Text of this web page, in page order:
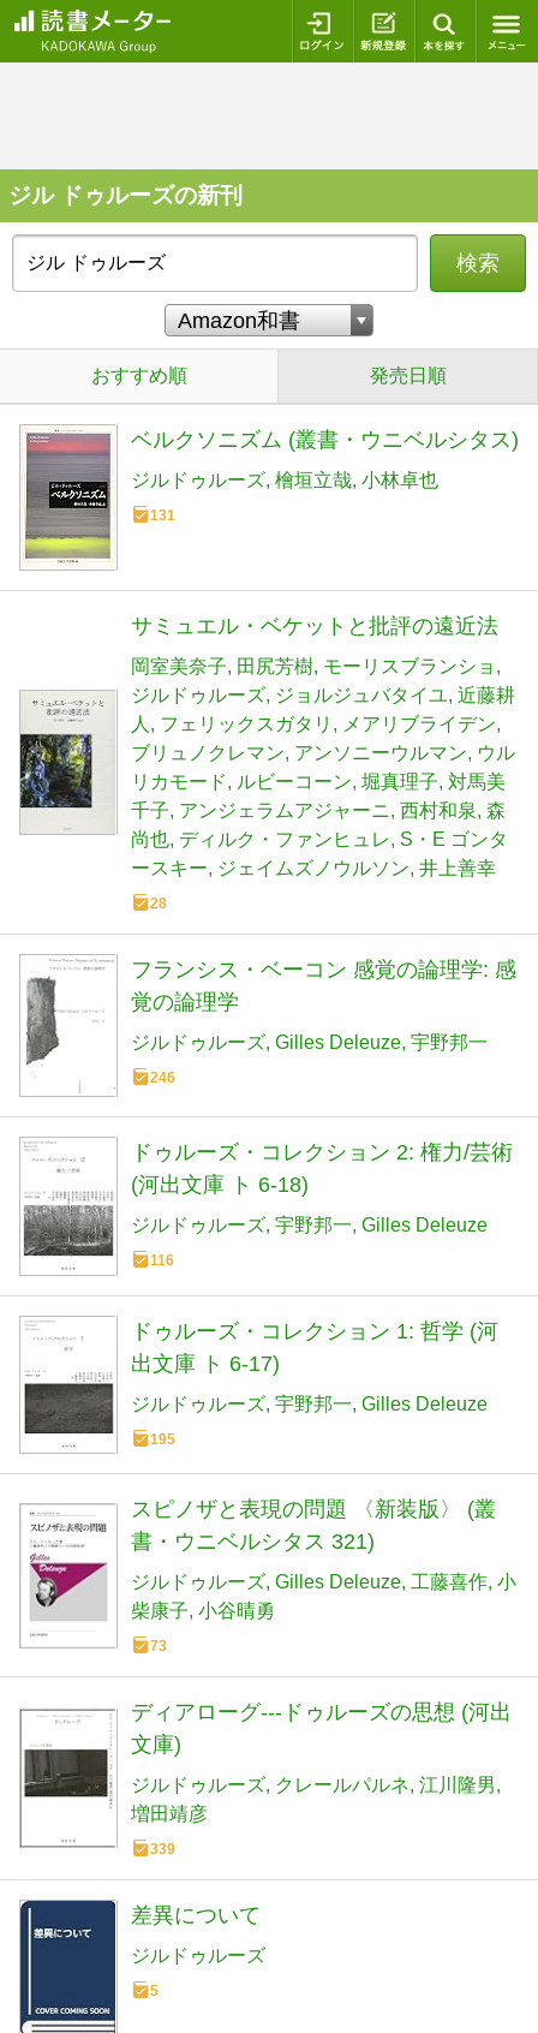
ログイン 新規登録
ジル ドゥルーズの新刊
検索
おすすめ順 発売日順
ベルクソニズム (叢書・ウニベルシタス)
ジルドゥルーズ 檜垣立哉 小林卓也
131
サミュエル・ベケットと批評の遠近法
岡室美奈子 田尻芳樹 モーリスブランショ
ジルドゥルーズ ジョルジュバタイユ 近藤耕
人
フェリックスガタリ
メアリブライデン
ブリュノクレマン アンソニーウルマン
ウル
リカモード
ルビーコーン 堀真理子 対馬美
千子 アンジェラムアジャーニ 西村和泉 森
尚也 ディルク・ファンヒュレ
S・E ゴンタ
ースキー
ジェイムズノウルソン 井上善幸
28
フランシス・ベーコン 感覚の論理学: 感
覚の論理学
ジルドゥルーズ Gilles Deleuze 宇野邦一
246
ドゥルーズ・コレクション 2: 権力/芸術
(河出文庫 ト 6-18)
ジルドゥルーズ 宇野邦一 Gilles Deleuze
116
ドゥルーズ・コレクション 1: 哲学 (河
出文庫 ト 6-17)
ジルドゥルーズ 宇野邦一 Gilles Deleuze
195
スピノザと表現の問題 〈新装版〉 (叢
書・ウニベルシタス 321)
ジルドゥルーズ Gilles Deleuze 工藤喜作 小
柴康子 小谷晴勇
73
ディアローグ---ドゥルーズの思想 (河出
文庫)
ジルドゥルーズ クレールパルネ 江川隆男
増田靖彦
339
差異について
ジルドゥルーズ
5